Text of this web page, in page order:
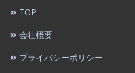
TOP
会社概要
プライバシーポリシー